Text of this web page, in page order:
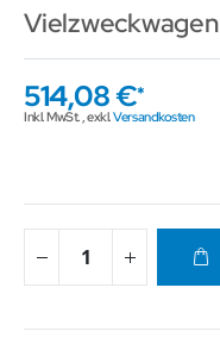
Vielzweckwagen
514,08 €
Inkl. MwSt.,exkl.Versandkosten